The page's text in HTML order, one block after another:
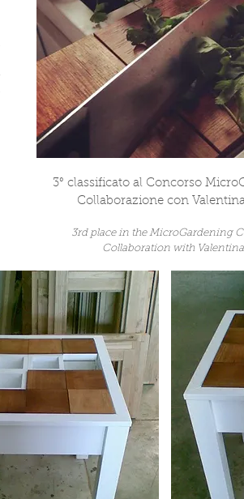
3° classificato al Concorso
Collaborazione con
3rd place in the MicroGardening
Collaboration with